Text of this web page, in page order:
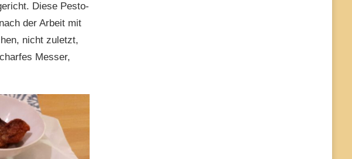
Diese Pesto-
der Arbeit mit
nicht zuletzt,
Messer,